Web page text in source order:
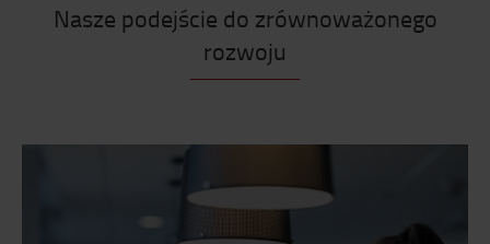
Nasze podejście do zrównoważonego
rozwoju